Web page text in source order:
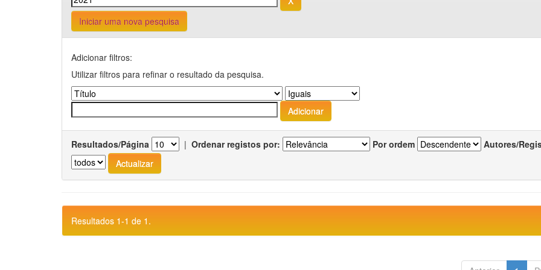
Iniciar uma nova pesquisa
Adicionar filtros:
Utilizar filtros para refinar o resultado da pesquisa.
Resultados/Página | Ordenar registos por: Por ordem Autores/
Resultados 1-1 de 1.